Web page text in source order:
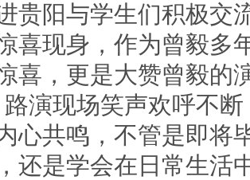
贵阳与学生们积极交
喜现身，作为曾毅多
喜，更是大赞曾毅的
路演现场笑声欢呼不
心共鸣，不管是即将
还是学会在日常生活